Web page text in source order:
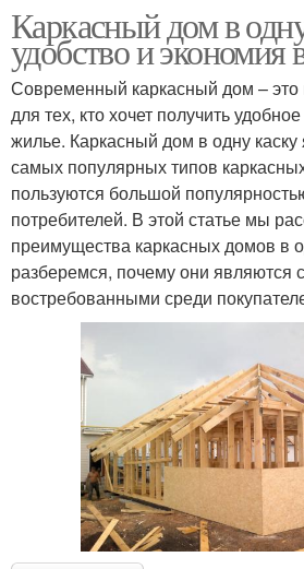
Каркасный дом в
удобство и экономия
Современный каркасный дом –
для тех, кто хочет получить
жилье. Каркасный дом в одну
самых популярных типов
пользуются большой
потребителей. В этой статье мы
преимущества каркасных домов в
разберемся, почему они являются
востребованными среди